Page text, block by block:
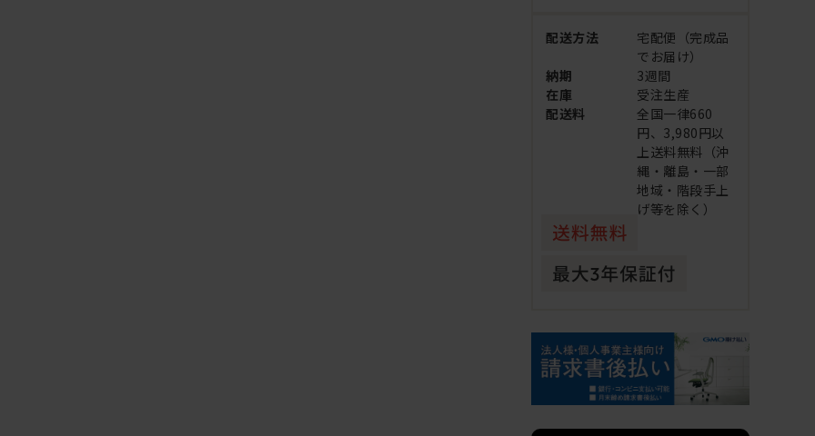
配送方法
宅配便（完成品
でお届け）
納期
3週間
在庫
受注生産
配送料
全国一律660
円、3,980円以
上送料無料（沖
縄・離島・一部
地域・階段手上
げ等を除く）